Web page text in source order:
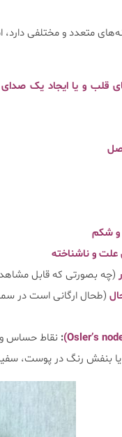
متعدد و مختلفی
قلب و یا ایجاد یک
و شکم
و ناشناخته
(چه بصورتی که قابل
(طحال ارگانی است در
: نقاط حساس و
یا بنفش رنگ در پوست،